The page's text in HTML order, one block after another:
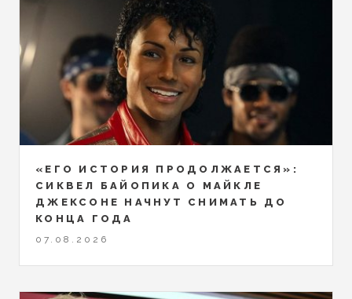
«ЕГО ИСТОРИЯ ПРОДОЛЖАЕТСЯ»:
СИКВЕЛ БАЙОПИКА О МАЙКЛЕ
ДЖЕКСОНЕ НАЧНУТ СНИМАТЬ ДО
КОНЦА ГОДА
07.08.2026